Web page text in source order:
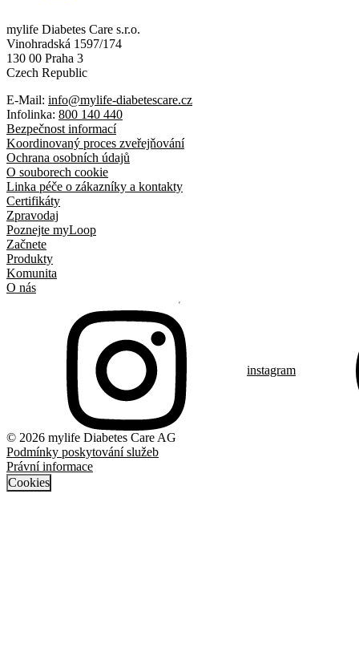
mylife Diabetes Care s.r.o.
Vinohradská 1597/174
130 00 Praha 3
Czech Republic
E-Mail: info@mylife-diabetescare.cz
Infolinka: 800 140 440
Bezpečnost informací
Koordinovaný proces zveřejňování
Ochrana osobních údajů
O souborech cookie
Linka péče o zákazníky a kontakty
Certifikáty
Zpravodaj
Poznejte myLoop
Začnete
Produkty
Komunita
O nás
instagram
© 2026 mylife Diabetes Care AG
Podmínky poskytování služeb
Právní informace
Cookies